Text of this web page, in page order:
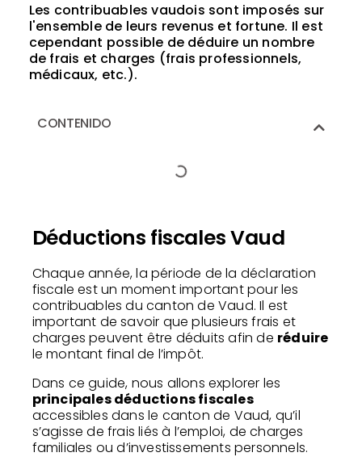
Les contribuables vaudois sont imposés sur
l'ensemble de leurs revenus et fortune. Il est
cependant possible de déduire un nombre
de frais et charges (frais professionnels,
médicaux, etc.).
CONTENIDO
Déductions fiscales Vaud
Chaque année, la période de la déclaration
fiscale est un moment important pour les
contribuables du canton de Vaud. Il est
important de savoir que plusieurs frais et
charges peuvent être déduits afin de réduire
le montant final de l’impôt.
Dans ce guide, nous allons explorer les
principales déductions fiscales
accessibles dans le canton de Vaud, qu’il
s’agisse de frais liés à l’emploi, de charges
familiales ou d’investissements personnels.